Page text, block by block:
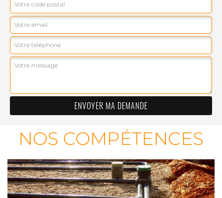
NOS COMPÉTENCES